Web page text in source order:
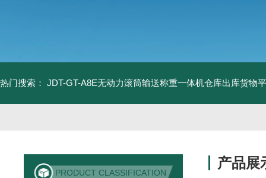
热门搜索： JDT-GT-A8E无动力滚筒输送称重一体机仓库出库货物
PRODUCT CLASSIFICATION
产品展